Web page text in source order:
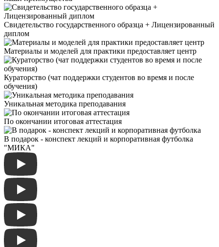
Свидетельство государственного образца + Лицензированный
диплом
Материалы и моделей для практики предоставляет центр
Кураторство (чат поддержки студентов во время и после
обучения)
Уникальная методика преподавания
По окончании итоговая аттестация
В подарок - конспект лекций и корпоративная футболка
"МИКА"